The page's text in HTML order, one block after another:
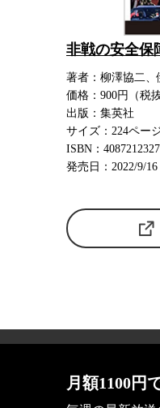
非戦の安全保
著者：柳澤協二
価格：900円（税抜
出版：集英社
サイズ：224ペー
ISBN：4087212327
発売日：2022/9/16
月額1100円